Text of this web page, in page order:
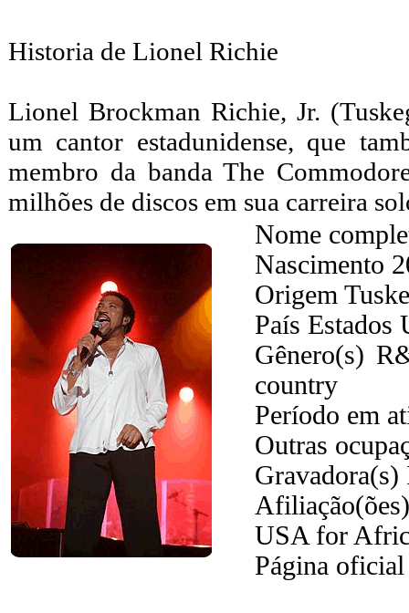
Historia de Lionel Richie
Lionel Brockman Richie, Jr.
um cantor estadunidense, que
membro da banda The
milhões de discos em sua carreira
Nome
Nascimento
Origem
País Estados
Gênero(s)
country
Período em
Outras
USA for
Página